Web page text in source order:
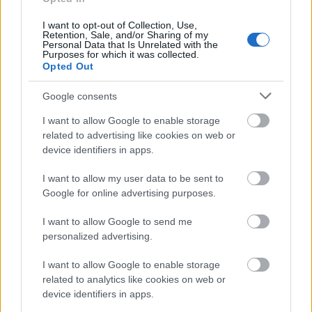
I want to opt-out of Collection, Use,
Retention, Sale, and/or Sharing of my
Personal Data that Is Unrelated with the
Purposes for which it was collected.
Opted Out
Google consents
I want to allow Google to enable storage
related to advertising like cookies on web or
device identifiers in apps.
I want to allow my user data to be sent to
Google for online advertising purposes.
I want to allow Google to send me
personalized advertising.
I want to allow Google to enable storage
related to analytics like cookies on web or
device identifiers in apps.
Nekem mostanában még a Bolyki királyleánykái-van
sima és barrique- okoztak kellemes élményt, 1200
veszem a Bolyki Janitól, nagyon korrekt borok szvsz.
Kedves Vörös és fehér,
ha van alkalmad megkóstólhatnád ezeket is, kiváncsi
lennék milyennek találod őket.
vörös és fehér
18 éve
(a barrique már be van tárazva, hamarosan jön, jön,
megjegyzés
18 éve